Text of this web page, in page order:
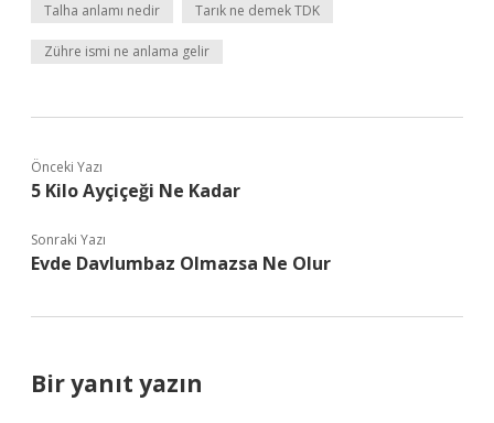
Talha anlamı nedir Tarık ne demek TDK
Zühre ismi ne anlama gelir
Önceki Yazı
5 Kilo Ayçiçeği Ne Kadar
Sonraki Yazı
Evde Davlumbaz Olmazsa Ne Olur
Bir yanıt yazın